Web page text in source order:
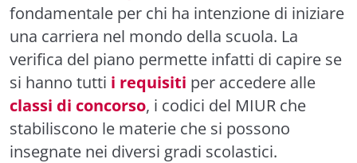
fondamentale per chi ha intenzione di iniziare
una carriera nel mondo della scuola. La
verifica del piano permette infatti di capire se
si hanno tutti i requisiti per accedere alle
classi di concorso, i codici del MIUR che
stabiliscono le materie che si possono
insegnate nei diversi gradi scolastici.